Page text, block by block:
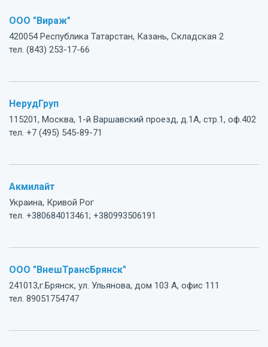
ООО "Вираж"
420054 Республика Татарстан, Казань, Складская 2
тел. (843) 253-17-66
НерудГруп
115201, Москва, 1-й Варшавский проезд, д.1А, стр.1, оф.402
тел. +7 (495) 545-89-71
Акмилайт
Украина, Кривой Рог
тел. +380684013461; +380993506191
ООО "ВнешТрансБрянск"
241013,г.Брянск, ул. Ульянова, дом 103 А, офис 111
тел. 89051754747